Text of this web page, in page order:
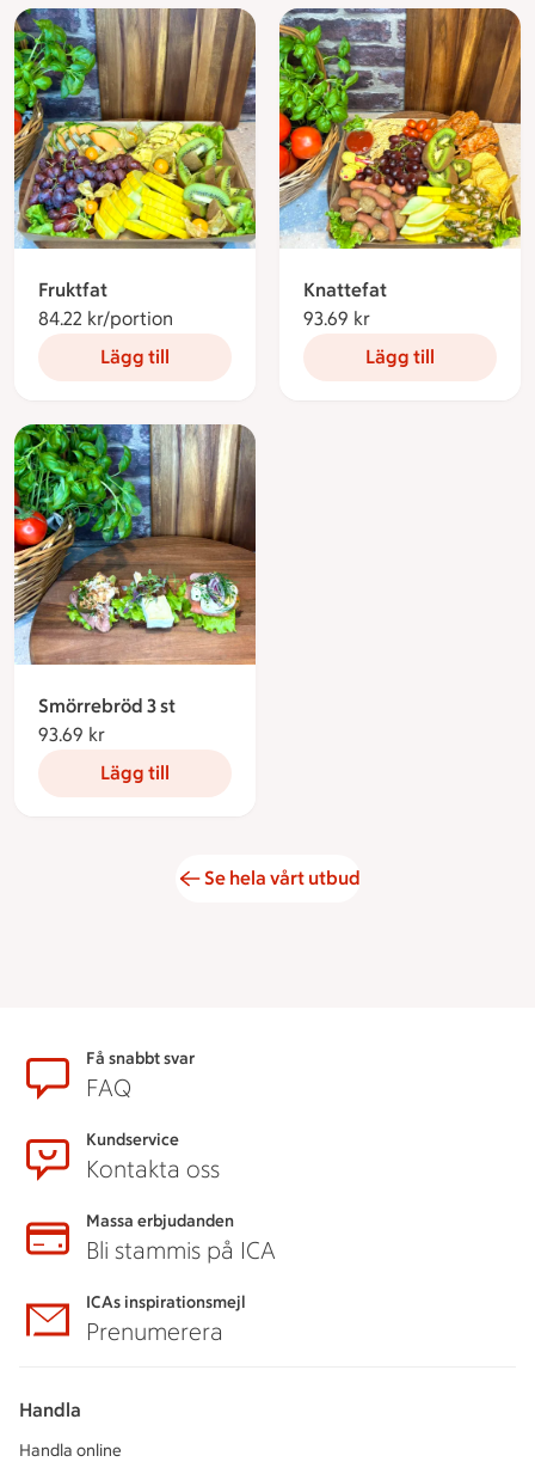
Fruktfat
84.22 kr/portion 84.22 kronor per portion
Lägg till
Knattefat
93.69 kr
Lägg till
Smörrebröd 3 st
93.69 kr
Lägg till
Se hela vårt utbud
SidfotFå snabbt svar
FAQ
Kundservice
Kontakta oss
Massa erbjudanden
Bli stammis på ICA
ICAs inspirationsmejl
Prenumerera
Handla
Handla online